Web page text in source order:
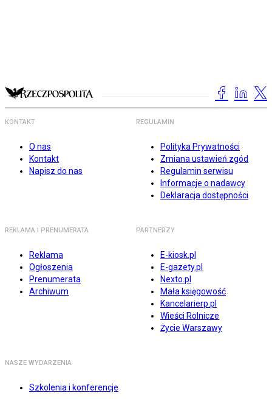
KONTAKT
O nas
Kontakt
Napisz do nas
REGULAMIN
Polityka Prywatności
Zmiana ustawień zgód
Regulamin serwisu
Informacje o nadawcy
Deklaracja dostępności
REKLAMA I PRENUMERATA
Reklama
Ogłoszenia
Prenumerata
Archiwum
PARTNERZY
E-kiosk.pl
E-gazety.pl
Nexto.pl
Mała księgowość
Kancelarierp.pl
Wieści Rolnicze
Życie Warszawy
NASZE WYDARZENIA
Szkolenia i konferencje